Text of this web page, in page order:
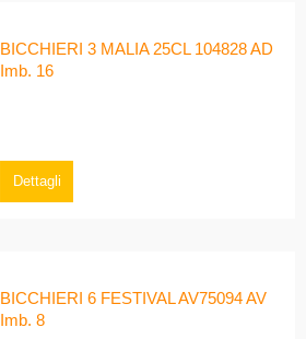
BICCHIERI 3 MALIA 25CL 104828 AD
Imb. 16
Dettagli
BICCHIERI 6 FESTIVAL AV75094 AV
Imb. 8